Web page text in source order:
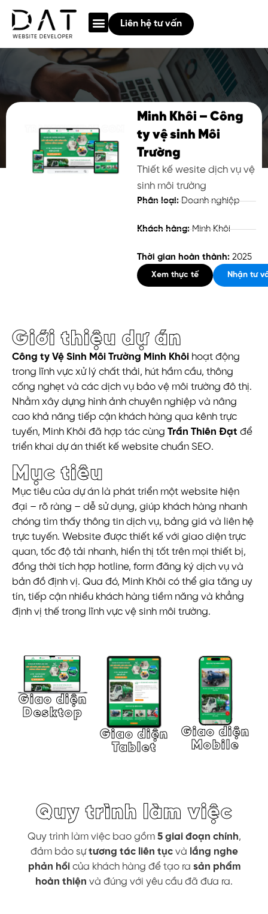
Liên hệ tư vấn
Minh Khôi – Công
ty vệ sinh Môi
Trường
Thiết kế wesite dịch vụ vệ
sinh môi trường
Phân loại:Doanh nghiệp
Khách hàng:Minh Khôi
Thời gian hoàn thành:2025
Xem thực tế Nhận tư
Giới thiệu dự án
Công ty Vệ Sinh Môi Trường Minh Khôi hoạt động
trong lĩnh vực xử lý chất thải, hút hầm cầu, thông
cống nghẹt và các dịch vụ bảo vệ môi trường đô thị.
Nhằm xây dựng hình ảnh chuyên nghiệp và nâng
cao khả năng tiếp cận khách hàng qua kênh trực
tuyến, Minh Khôi đã hợp tác cùng Trần Thiên Đạt để
triển khai dự án thiết kế website chuẩn SEO.
Mục tiêu
Mục tiêu của dự án là phát triển một website hiện
đại – rõ ràng – dễ sử dụng, giúp khách hàng nhanh
chóng tìm thấy thông tin dịch vụ, bảng giá và liên hệ
trực tuyến. Website được thiết kế với giao diện trực
quan, tốc độ tải nhanh, hiển thị tốt trên mọi thiết bị,
đồng thời tích hợp hotline, form đăng ký dịch vụ và
bản đồ định vị. Qua đó, Minh Khôi có thể gia tăng uy
tín, tiếp cận nhiều khách hàng tiềm năng và khẳng
định vị thế trong lĩnh vực vệ sinh môi trường.
Giao diện
Desktop
Giao diện
Tablet
Giao diện
Mobile
Quy trình làm việc
Quy trình làm việc bao gồm5 giai đoạn chính,
đảm bảo sựtương tác liên tụcvà lắng nghe
phản hồicủa khách hàng để tạo ra sản phẩm
hoàn thiện và đúng với yêu cầu đã đưa ra.